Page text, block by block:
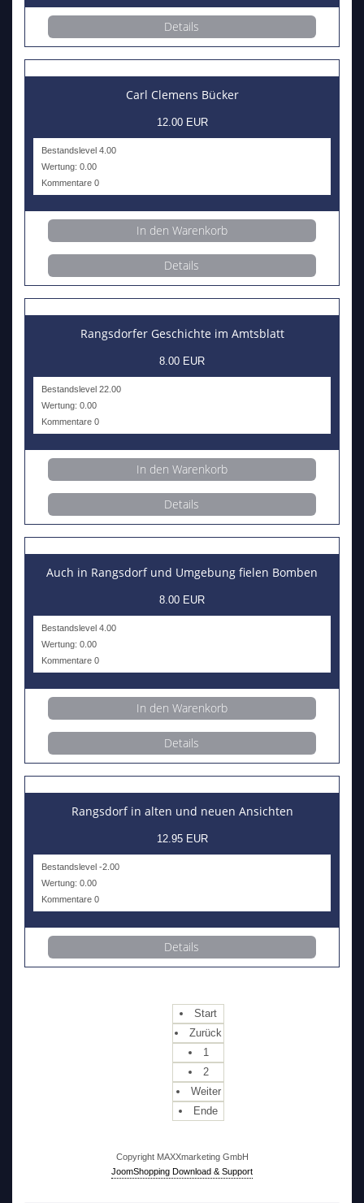
Details
Carl Clemens Bücker
12.00 EUR
Bestandslevel 4.00
Wertung: 0.00
Kommentare 0
In den Warenkorb
Details
Rangsdorfer Geschichte im Amtsblatt
8.00 EUR
Bestandslevel 22.00
Wertung: 0.00
Kommentare 0
In den Warenkorb
Details
Auch in Rangsdorf und Umgebung fielen Bomben
8.00 EUR
Bestandslevel 4.00
Wertung: 0.00
Kommentare 0
In den Warenkorb
Details
Rangsdorf in alten und neuen Ansichten
12.95 EUR
Bestandslevel -2.00
Wertung: 0.00
Kommentare 0
Details
Start
Zurück
1
2
Weiter
Ende
Copyright MAXXmarketing GmbH
JoomShopping Download & Support